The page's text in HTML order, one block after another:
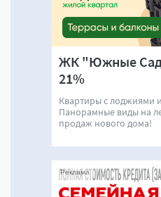
ЖК "Южные
21%
Квартиры с лоджиями
Панорамные виды на
продаж нового дома!
Реклама